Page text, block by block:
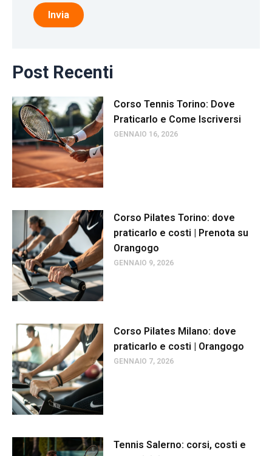
Invia
Post Recenti
Corso Tennis Torino: Dove
Praticarlo e Come Iscriversi
GENNAIO 16, 2026
Corso Pilates Torino: dove
praticarlo e costi | Prenota su
Orangogo
GENNAIO 9, 2026
Corso Pilates Milano: dove
praticarlo e costi | Orangogo
GENNAIO 7, 2026
Tennis Salerno: corsi, costi e